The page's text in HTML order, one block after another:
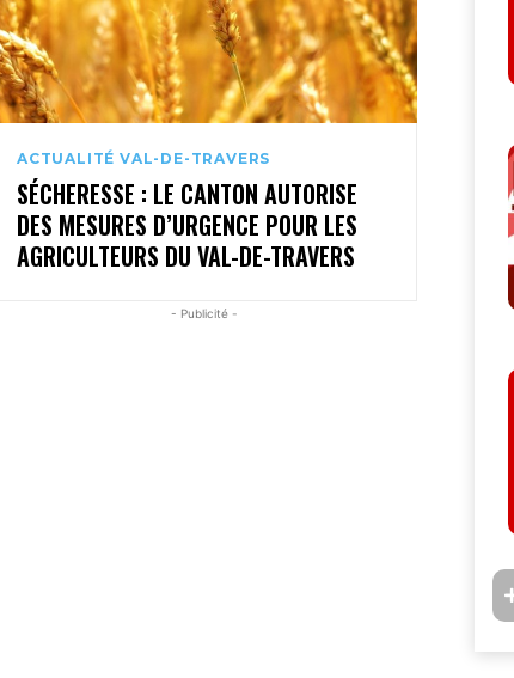
ACTUALITÉ VAL-DE-TRAVERS
SÉCHERESSE : LE CANTON AUTORISE
DES MESURES D’URGENCE POUR LES
AGRICULTEURS DU VAL-DE-TRAVERS
- Publicité -